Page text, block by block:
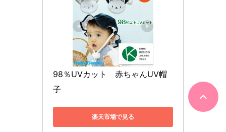
98％UVカット　赤ちゃんUV帽
子
楽天市場で見る